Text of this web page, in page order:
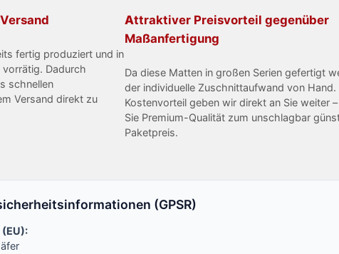
fertig produziert und in
Dadurch
schnellen
Versand direkt zu
Attraktiver Preisvorteil gegenüber
Maßanfertigung
Da diese Matten in großen Serien gefertigt
der individuelle Zuschnittaufwand von Hand.
Kostenvorteil geben wir direkt an Sie weiter
Sie Premium-Qualität zum unschlagbar
Paketpreis.
(GPSR)